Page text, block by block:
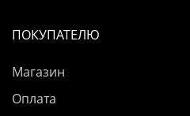
ПОКУПАТЕЛЮ
Магазин
Оплата